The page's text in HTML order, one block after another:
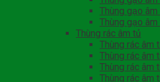
Thùng gạo âm
Thùng gạo
Thùng rác âm tủ
Thùng rác âm
Thùng rác âm
Thùng rác âm
Thùng rác âm